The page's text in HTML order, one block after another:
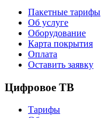
Пакетные тарифы
Об услуге
Оборудование
Карта покрытия
Оплата
Оставить заявку
Цифровое ТВ
Тарифы